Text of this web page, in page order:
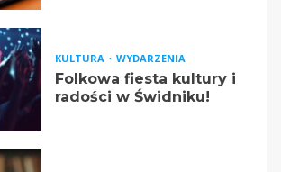
KULTURA WYDARZENIA
Folkowa fiesta kultury i
radości w Świdniku!